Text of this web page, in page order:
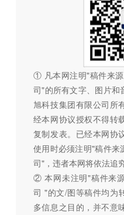
① 凡本网注明"稿件来
司"的所有文字、图片和
旭科技集团有限公司所
经本网协议授权不得转
复制发表。已经本网协
使用时必须注明"稿件来
司"，违者本网将依法追
② 本网未注明"稿件来
司 "的文/图等稿件均为
多信息之目的，并不意